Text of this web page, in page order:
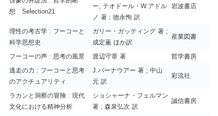
想 Selection21
ー, テオドール・W.アドル
ノ 著 ; 徳永恂 訳
岩波書店
理性の考古学 : フーコーと
科学思想史
ガリー・ガッティング 著 ;
成定薫 ほか訳
産業図書
フーコーの声 : 思考の風景 渡辺守章 著
哲学書房
逃走の力 : フーコーと思考
のアクチュアリティ
J.バーナウアー 著 ; 中山
元 訳
彩流社
ラカンと洞察の冒険 : 現代
文化における精神分析
ショシャーナ・フェルマン
著 ; 森泉弘次 訳
誠信書房